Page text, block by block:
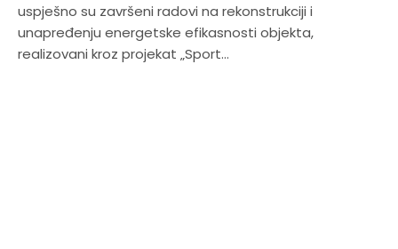
uspješno su završeni radovi na rekonstrukciji i
unapređenju energetske efikasnosti objekta,
realizovani kroz projekat „Sport…